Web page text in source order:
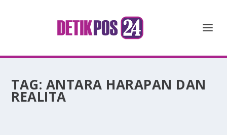
TAG: ANTARA HARAPAN DAN
REALITA